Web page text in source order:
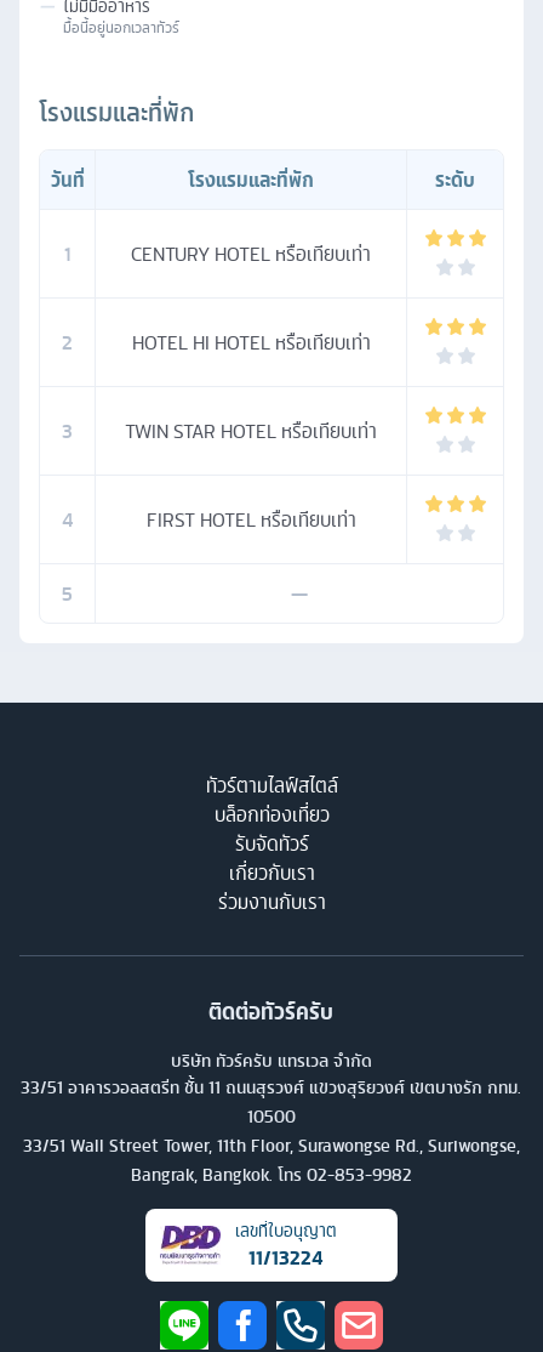
— ไม่มีมื้ออาหาร
มื้อนี้อยู่นอกเวลาทัวร์
โรงแรมและที่พัก
วันที่ โรงแรมและที่พัก ระดับ
1 CENTURY HOTEL หรือเทียบเท่า
2 HOTEL HI HOTEL หรือเทียบเท่า
3 TWIN STAR HOTEL หรือเทียบเท่า
4 FIRST HOTEL หรือเทียบเท่า
5 —
ทัวร์ตามไลฟ์สไตล์
บล็อกท่องเที่ยว
รับจัดทัวร์
เกี่ยวกับเรา
ร่วมงานกับเรา
ติดต่อทัวร์ครับ
บริษัท ทัวร์ครับ แทรเวล จำกัด
33/51 อาคารวอลสตรีท ชั้น 11 ถนนสุรวงศ์ แขวงสุริยวงศ์ เขตบางรัก กทม.
10500
33/51 Wall Street Tower, 11th Floor, Surawongse Rd., Suriwongse,
Bangrak, Bangkok. โทร 02-853-9982
เลขที่ใบอนุญาต
11/13224